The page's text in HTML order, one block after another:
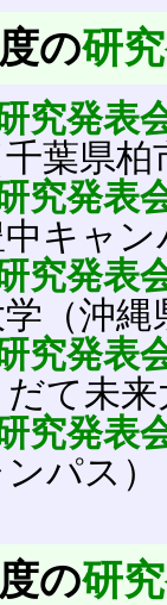
の研
究発表
葉県柏
究発表
キャ
究発表
（沖
究発表
て未
究発表
パス
の研